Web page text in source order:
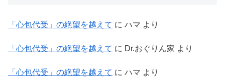
「心包代受」の絶望を越えて に ハマ より
「心包代受」の絶望を越えて に Dr.おぐりん家 より
「心包代受」の絶望を越えて に ハマ より